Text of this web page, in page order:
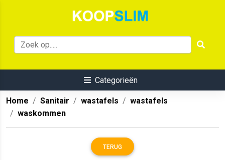
Categorieën
Home Sanitair wastafels
wastafels
waskommen
TERUG